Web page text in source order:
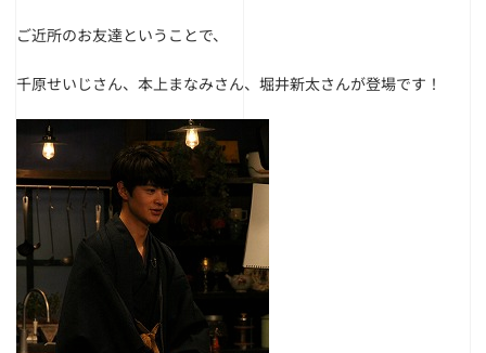
ご近所のお友達ということで、
千原せいじさん、本上まなみさん、堀井新太さんが登場です！